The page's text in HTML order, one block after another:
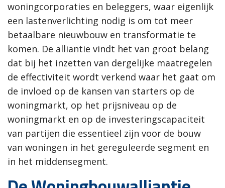
woningcorporaties en beleggers, waar eigenlijk
een lastenverlichting nodig is om tot meer
betaalbare nieuwbouw en transformatie te
komen. De alliantie vindt het van groot belang
dat bij het inzetten van dergelijke maatregelen
de effectiviteit wordt verkend waar het gaat om
de invloed op de kansen van starters op de
woningmarkt, op het prijsniveau op de
woningmarkt en op de investeringscapaciteit
van partijen die essentieel zijn voor de bouw
van woningen in het gereguleerde segment en
in het middensegment.